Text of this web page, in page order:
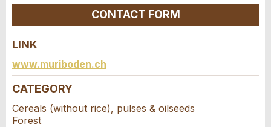
Nachricht
* Entry required
Close
CONTACT FORM
Contact
Write a message for all people to contact for
this ad.
LINK
www.muriboden.ch
CATEGORY
Cereals (without rice), pulses & oilseeds
Forest